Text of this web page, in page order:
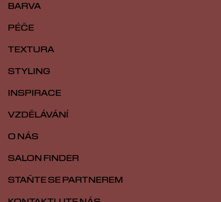
BARVA
PÉČE
TEXTURA
STYLING
INSPIRACE
VZDĚLÁVÁNÍ
O NÁS
SALON FINDER
STAŇTE SE PARTNEREM